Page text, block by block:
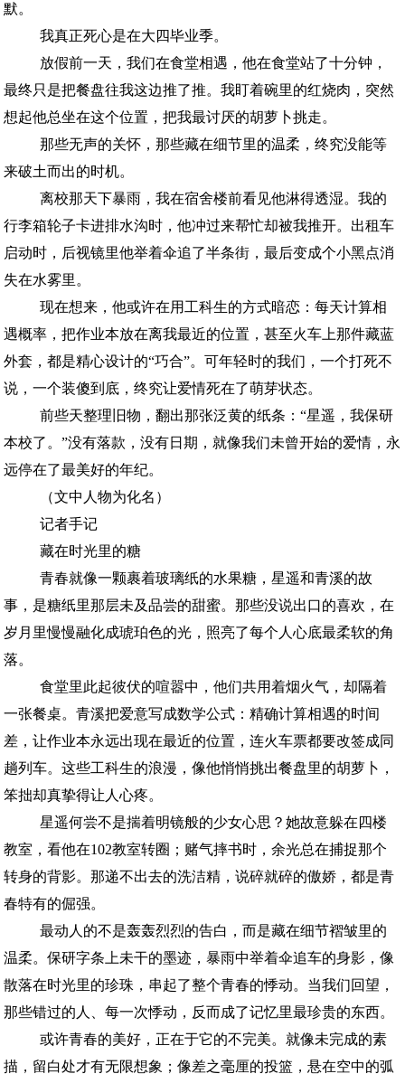
默。
我真正死心是在大四毕业季。
放假前一天，我们在食堂相遇，他在食堂站了十分钟，
最终只是把餐盘往我这边推了推。我盯着碗里的红烧肉，突然
想起他总坐在这个位置，把我最讨厌的胡萝卜挑走。
那些无声的关怀，那些藏在细节里的温柔，终究没能等
来破土而出的时机。
离校那天下暴雨，我在宿舍楼前看见他淋得透湿。我的
行李箱轮子卡进排水沟时，他冲过来帮忙却被我推开。出租车
启动时，后视镜里他举着伞追了半条街，最后变成个小黑点消
失在水雾里。
现在想来，他或许在用工科生的方式暗恋：每天计算相
遇概率，把作业本放在离我最近的位置，甚至火车上那件藏蓝
外套，都是精心设计的“巧合”。可年轻时的我们，一个打死不
说，一个装傻到底，终究让爱情死在了萌芽状态。
前些天整理旧物，翻出那张泛黄的纸条：“星遥，我保研
本校了。”没有落款，没有日期，就像我们未曾开始的爱情，永
远停在了最美好的年纪。
（文中人物为化名）
记者手记
藏在时光里的糖
青春就像一颗裹着玻璃纸的水果糖，星遥和青溪的故
事，是糖纸里那层未及品尝的甜蜜。那些没说出口的喜欢，在
岁月里慢慢融化成琥珀色的光，照亮了每个人心底最柔软的角
落。
食堂里此起彼伏的喧嚣中，他们共用着烟火气，却隔着
一张餐桌。青溪把爱意写成数学公式：精确计算相遇的时间
差，让作业本永远出现在最近的位置，连火车票都要改签成同
趟列车。这些工科生的浪漫，像他悄悄挑出餐盘里的胡萝卜，
笨拙却真挚得让人心疼。
星遥何尝不是揣着明镜般的少女心思？她故意躲在四楼
教室，看他在102教室转圈；赌气摔书时，余光总在捕捉那个
转身的背影。那递不出去的洗洁精，说碎就碎的傲娇，都是青
春特有的倔强。
最动人的不是轰轰烈烈的告白，而是藏在细节褶皱里的
温柔。保研字条上未干的墨迹，暴雨中举着伞追车的身影，像
散落在时光里的珍珠，串起了整个青春的悸动。当我们回望，
那些错过的人、每一次悸动，反而成了记忆里最珍贵的东西。
或许青春的美好，正在于它的不完美。就像未完成的素
描，留白处才有无限想象；像差之毫厘的投篮，悬在空中的弧